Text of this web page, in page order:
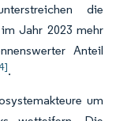
die
Jahr 2023 mehr
Anteil
.
um